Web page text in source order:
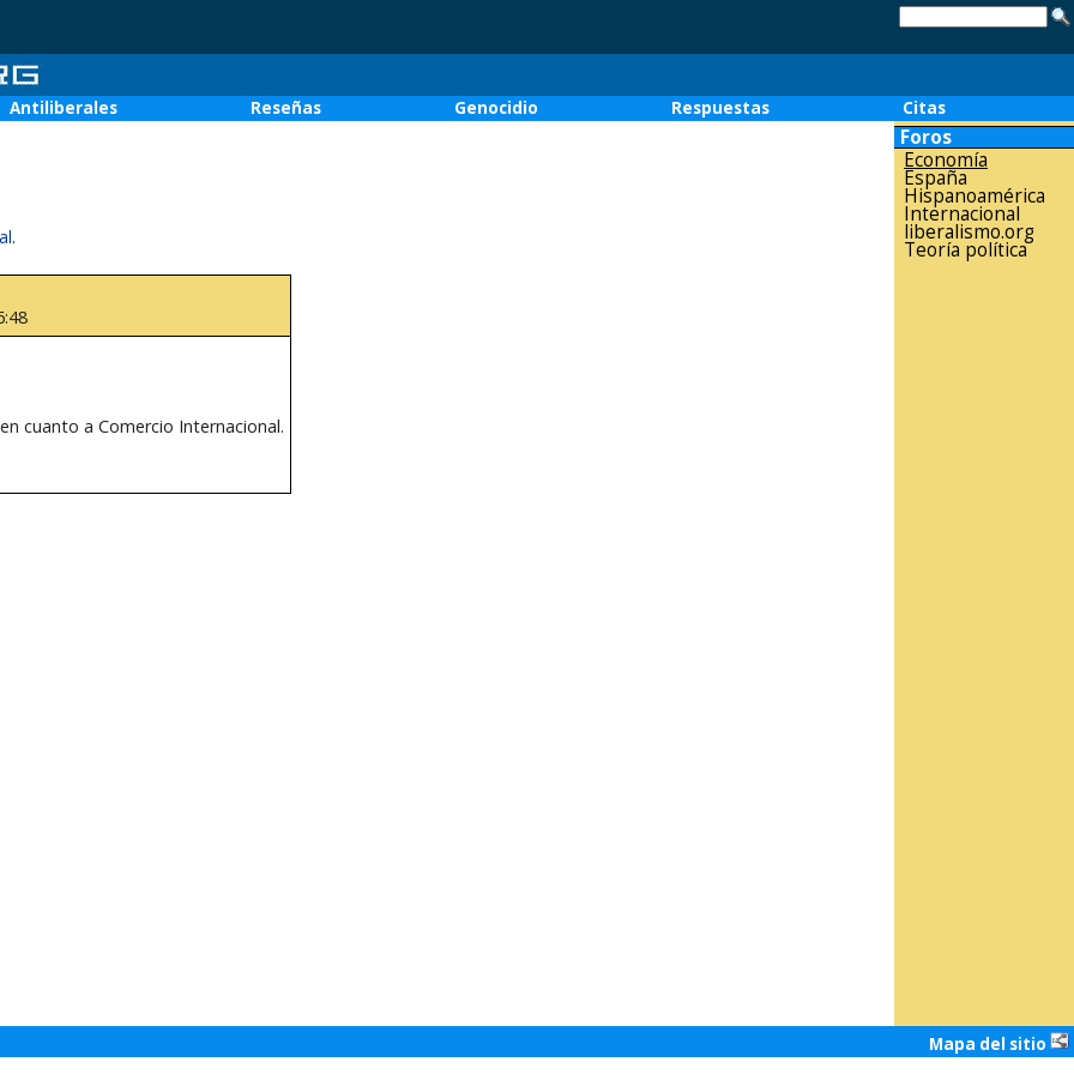
Antiliberales Reseñas Genocidio Respuestas
Citas
.
cuanto a Comercio Internacional.
Foros
Economía
España
Hispanoamérica
Internacional
liberalismo.org
Teoría política
Mapa del sitio